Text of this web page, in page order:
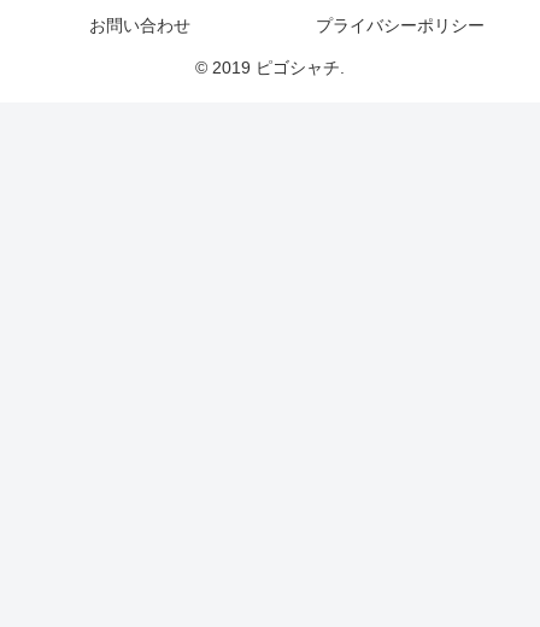
お問い合わせ プライバシーポリシー
© 2019 ピゴシャチ.